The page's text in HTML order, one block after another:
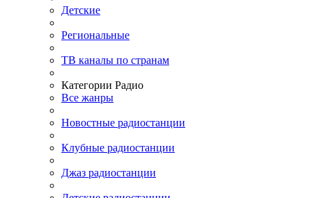
Детские
Региональные
ТВ каналы по странам
Категории Радио
Все жанры
Новостные радиостанции
Клубные радиостанции
Джаз радиостанции